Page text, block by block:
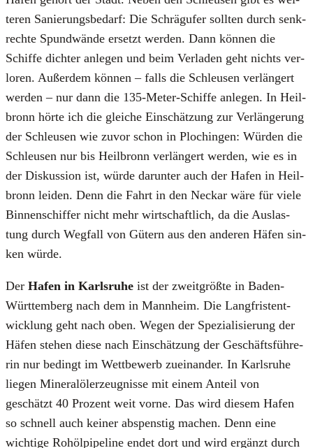
te­ren Sanie­rungs­be­darf: Die Schräg­ufer soll­ten durch senk­
rech­te Spund­wän­de ersetzt wer­den. Dann kön­nen die
Schif­fe dich­ter anle­gen und beim Ver­la­den geht nichts ver­
lo­ren. Außer­dem kön­nen – falls die Schleu­sen ver­län­gert
wer­den – nur dann die 135-Meter-Schif­fe anle­gen. In Heil­
bronn hör­te ich die glei­che Ein­schät­zung zur Ver­län­ge­rung
der Schleu­sen wie zuvor schon in Plochin­gen: Wür­den die
Schleu­sen nur bis Heil­bronn ver­län­gert wer­den, wie es in
der Dis­kus­si­on ist, wür­de dar­un­ter auch der Hafen in Heil­
bronn lei­den. Denn die Fahrt in den Neckar wäre für vie­le
Bin­nen­schif­fer nicht mehr wirt­schaft­lich, da die Aus­las­
tung durch Weg­fall von Gütern aus den ande­ren Häfen sin­
ken wür­de.
Der Hafen in Karls­ru­he ist der zweit­größ­te in Baden-
Würt­tem­berg nach dem in Mann­heim. Die Lang­fris­tent­
wick­lung geht nach oben. Wegen der Spe­zia­li­sie­rung der
Häfen ste­hen die­se nach Ein­schät­zung der Geschäfts­füh­re­
rin nur bedingt im Wett­be­werb zuein­an­der. In Karls­ru­he
lie­gen Mine­ral­öl­er­zeug­nis­se mit einem Anteil von
geschätzt 40 Pro­zent weit vor­ne. Das wird die­sem Hafen
so schnell auch kei­ner abspens­tig machen. Denn eine
wich­ti­ge Roh­öl­pipe­line endet dort und wird ergänzt durch